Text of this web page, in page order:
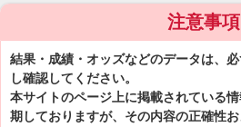
注意事項
結果・成績・オッズなどのデータは、
し確認してください。
本サイトのページ上に掲載されている
期しておりますが、その内容の正確性